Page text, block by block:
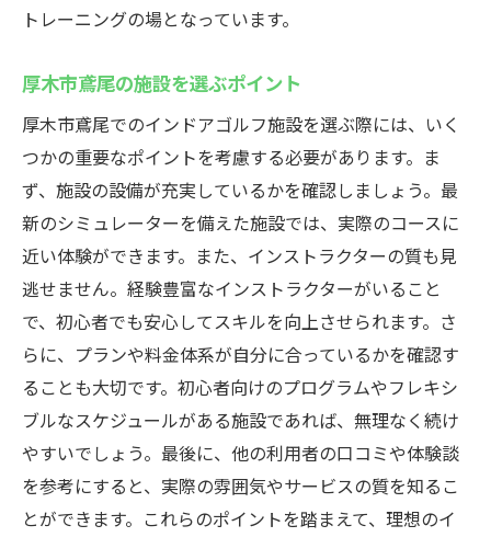
トレーニングの場となっています。
厚木市鳶尾の施設を選ぶポイント
厚木市鳶尾でのインドアゴルフ施設を選ぶ際には、いく
つかの重要なポイントを考慮する必要があります。ま
ず、施設の設備が充実しているかを確認しましょう。最
新のシミュレーターを備えた施設では、実際のコースに
近い体験ができます。また、インストラクターの質も見
逃せません。経験豊富なインストラクターがいること
で、初心者でも安心してスキルを向上させられます。さ
らに、プランや料金体系が自分に合っているかを確認す
ることも大切です。初心者向けのプログラムやフレキシ
ブルなスケジュールがある施設であれば、無理なく続け
やすいでしょう。最後に、他の利用者の口コミや体験談
を参考にすると、実際の雰囲気やサービスの質を知るこ
とができます。これらのポイントを踏まえて、理想のイ